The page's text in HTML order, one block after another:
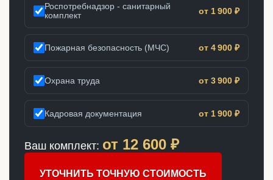
Роспотребнадзор - санитарный
комплект
от 1 900 ₽
Пожарная безопасность (МЧС) от 4 900 ₽
Охрана труда от 3 900 ₽
Кадровая документация от 1 900 ₽
Ваш комплект: от 12 600 ₽
УТОЧНИТЬ ТОЧНУЮ СТОИМОСТЬ